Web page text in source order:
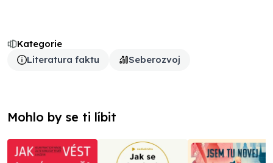
Kategorie
Literatura faktu
Seberozvoj
Mohlo by se ti líbit